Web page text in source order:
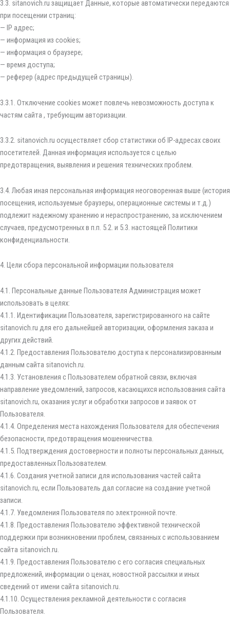
3.3. sitanovich.ru защищает Данные, которые автоматически передаются
при посещении страниц:
— IP адрес;
— информация из cookies;
— информация о браузере;
— время доступа;
— реферер (адрес предыдущей страницы).
3.3.1. Отключение cookies может повлечь невозможность доступа к
частям сайта , требующим авторизации.
3.3.2. sitanovich.ru осуществляет сбор статистики об IP-адресах своих
посетителей. Данная информация используется с целью
предотвращения, выявления и решения технических проблем.
3.4. Любая иная персональная информация неоговоренная выше (история
посещения, используемые браузеры, операционные системы и т.д.)
подлежит надежному хранению и нераспространению, за исключением
случаев, предусмотренных в п.п. 5.2. и 5.3. настоящей Политики
конфиденциальности.
4. Цели сбора персональной информации пользователя
4.1. Персональные данные Пользователя Администрация может
использовать в целях:
4.1.1. Идентификации Пользователя, зарегистрированного на сайте
sitanovich.ru для его дальнейшей авторизации, оформления заказа и
других действий.
4.1.2. Предоставления Пользователю доступа к персонализированным
данным сайта sitanovich.ru.
4.1.3. Установления с Пользователем обратной связи, включая
направление уведомлений, запросов, касающихся использования сайта
sitanovich.ru, оказания услуг и обработки запросов и заявок от
Пользователя.
4.1.4. Определения места нахождения Пользователя для обеспечения
безопасности, предотвращения мошенничества.
4.1.5. Подтверждения достоверности и полноты персональных данных,
предоставленных Пользователем.
4.1.6. Создания учетной записи для использования частей сайта
sitanovich.ru, если Пользователь дал согласие на создание учетной
записи.
4.1.7. Уведомления Пользователя по электронной почте.
4.1.8. Предоставления Пользователю эффективной технической
поддержки при возникновении проблем, связанных с использованием
сайта sitanovich.ru.
4.1.9. Предоставления Пользователю с его согласия специальных
предложений, информации о ценах, новостной рассылки и иных
сведений от имени сайта sitanovich.ru.
4.1.10. Осуществления рекламной деятельности с согласия
Пользователя.